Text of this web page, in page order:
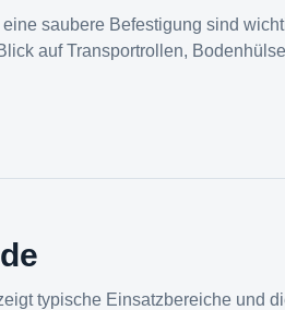
saubere Befestigung sind
auf Transportrollen,
typische Einsatzbereiche und